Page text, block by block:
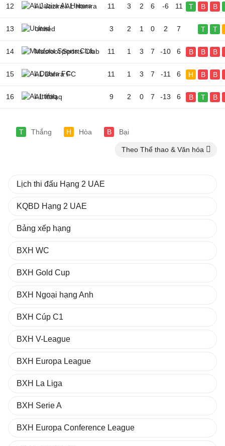
12 AL Jazira AL Hamra 11 3 2 6 -6 11 T B B
13 United 3 2 1 0 2 7 T T
14 Masfoot Sports Club 11 1 3 7 -10 6 B B B
15 AL Dahra FC 11 1 3 7 -11 6 H B B
16 AL Ittifaq 9 2 0 7 -13 6 B T B
T Thắng H Hòa B Bại
Theo Thể thao & Văn hóa
Lịch thi đấu Hạng 2 UAE
KQBD Hạng 2 UAE
Bảng xếp hạng
BXH WC
BXH Gold Cup
BXH Ngoại hạng Anh
BXH Cúp C1
BXH V-League
BXH Europa League
BXH La Liga
BXH Serie A
BXH Europa Conference League